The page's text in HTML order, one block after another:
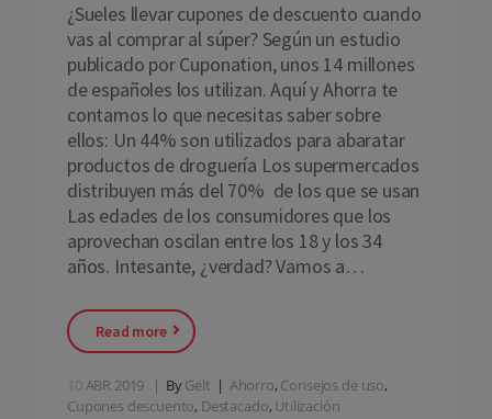
¿Sueles llevar cupones de descuento cuando
vas al comprar al súper? Según un estudio
publicado por Cuponation, unos 14 millones
de españoles los utilizan. Aquí y Ahorra te
contamos lo que necesitas saber sobre
ellos: Un 44% son utilizados para abaratar
productos de droguería Los supermercados
distribuyen más del 70% de los que se usan
Las edades de los consumidores que los
aprovechan oscilan entre los 18 y los 34
años. Intesante, ¿verdad? Vamos a…
Read more
10ABR 2019 ByGelt Ahorro, Consejos de uso,
Cupones descuento, Destacado, Utilización